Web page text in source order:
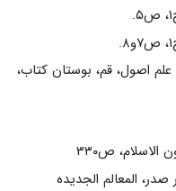
اصول، قم، بوستان کتاب،
ص۳۳۰
المعالم الجدیده